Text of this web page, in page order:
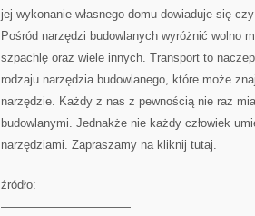
jej wykonanie własnego domu dowiaduje się
Pośród narzędzi budowlanych wyróżnić wolno
szpachlę oraz wiele innych. Transport to
rodzaju narzędzia budowlanego, które może
narzędzie. Każdy z nas z pewnością nie raz
budowlanymi. Jednakże nie każdy człowiek
narzędziami. Zapraszamy na kliknij tutaj.
źródło:
———————————